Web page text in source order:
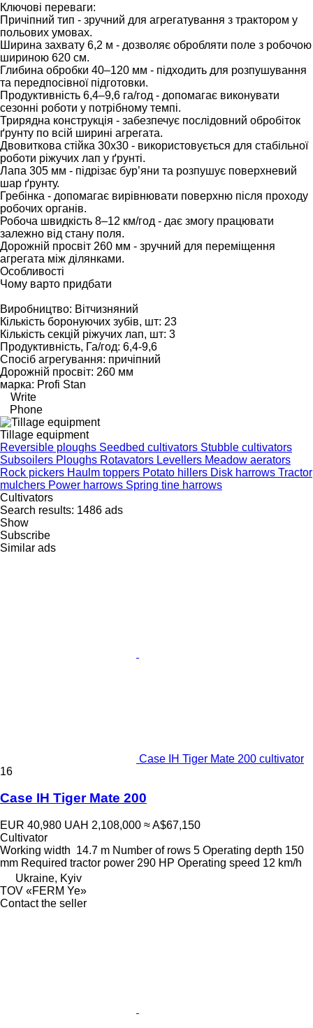
Ключові переваги:
Причіпний тип - зручний для агрегатування з трактором у
польових умовах.
Ширина захвату 6,2 м - дозволяє обробляти поле з робочою
шириною 620 см.
Глибина обробки 40–120 мм - підходить для розпушування
та передпосівної підготовки.
Продуктивність 6,4–9,6 га/год - допомагає виконувати
сезонні роботи у потрібному темпі.
Трирядна конструкція - забезпечує послідовний обробіток
ґрунту по всій ширині агрегата.
Двовиткова стійка 30х30 - використовується для стабільної
роботи ріжучих лап у ґрунті.
Лапа 305 мм - підрізає бур’яни та розпушує поверхневий
шар ґрунту.
Гребінка - допомагає вирівнювати поверхню після проходу
робочих органів.
Робоча швидкість 8–12 км/год - дає змогу працювати
залежно від стану поля.
Дорожній просвіт 260 мм - зручний для переміщення
агрегата між ділянками.
Особливості
Чому варто придбати
Виробництво: Вітчизняний
Кількість боронуючих зубів, шт: 23
Кількість секцій ріжучих лап, шт: 3
Продуктивність, Га/год: 6,4-9,6
Спосіб агрегування: причіпний
Дорожній просвіт: 260 мм
марка: Profi Stan
Write
Phone
Tillage equipment
Reversible ploughs Seedbed cultivators Stubble cultivators
Subsoilers Ploughs Rotavators Levellers Meadow aerators
Rock pickers Haulm toppers Potato hillers Disk harrows Tractor
mulchers Power harrows Spring tine harrows
Cultivators
Search results: 1486 ads
Show
Subscribe
Similar ads
Case IH Tiger Mate 200 cultivator
16
Case IH Tiger Mate 200
EUR 40,980 UAH 2,108,000 ≈ A$67,150
Cultivator
Working width 14.7 m Number of rows 5 Operating depth 150
mm Required tractor power 290 HP Operating speed 12 km/h
Ukraine, Kyiv
TOV «FERM Ye»
Contact the seller